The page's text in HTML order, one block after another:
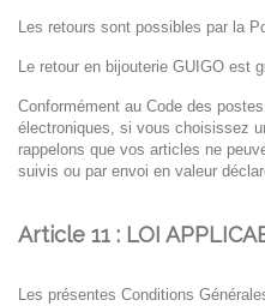
Les retours sont possibles par la
Le retour en bijouterie GUIGO est
Conformément au Code des
électroniques, si vous choisissez
rappelons que vos articles ne
suivis ou par envoi en valeur
Article 11 : LOI
Les présentes Conditions